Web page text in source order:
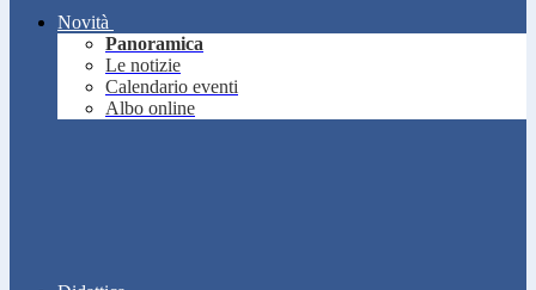
Novità
Panoramica
Le notizie
Calendario eventi
Albo online